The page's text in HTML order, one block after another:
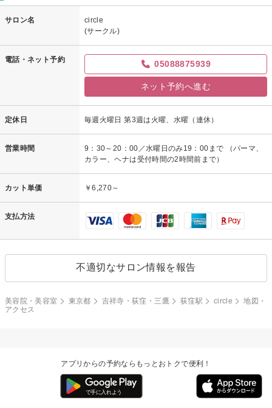
サロン名
circle
(サークル)
電話・ネット予約 05088875939
ネット予約へ進む
定休日 毎週火曜日 第3週は火曜、水曜（連休）
営業時間
9：30～20：00／水曜日のみ19：00まで （パーマ、
カラー、ヘナは受付時間の2時間前まで）
カット単価 ￥6,270～
支払方法
不適切なサロン情報を報告
美容院・美容室 東京都 吉祥寺・荻窪・三鷹 荻窪駅 circle
地図・
アクセス
アプリからの予約ならもっとおトクで便利！